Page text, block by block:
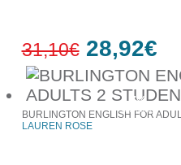
7%
έκπτωση
31,10€ 28,92€
BURLINGTON ENGLISH FOR
LAUREN ROSE